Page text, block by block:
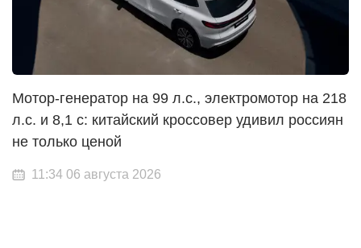
Мотор-генератор на 99 л.с., электромотор на 218
л.с. и 8,1 с: китайский кроссовер удивил россиян
не только ценой
11:34 06 августа 2026